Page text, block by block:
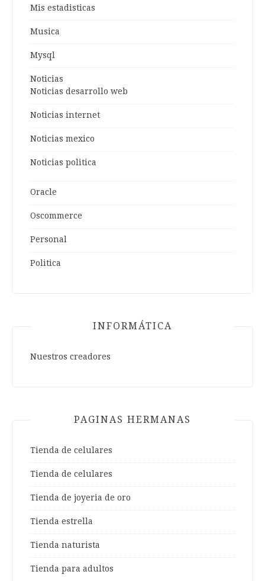
Mis estadisticas
Musica
Mysql
Noticias
Noticias desarrollo web
Noticias internet
Noticias mexico
Noticias politica
Oracle
Oscommerce
Personal
Politica
INFORMÁTICA
Nuestros creadores
PAGINAS HERMANAS
Tienda de celulares
Tienda de celulares
Tienda de joyeria de oro
Tienda estrella
Tienda naturista
Tienda para adultos